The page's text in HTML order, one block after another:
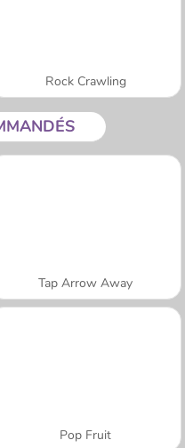
Rock Crawling
Tap Arrow Away
Pop Fruit